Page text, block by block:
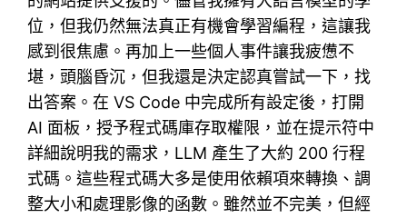
位，但我仍然無法真正有機會學習編程，這讓我
感到很焦慮。再加上一些個人事件讓我疲憊不
堪，頭腦昏沉，但我還是決定認真嘗試一下，找
出答案。在 VS Code 中完成所有設定後，打開
AI 面板，授予程式碼庫存取權限，並在提示符中
詳細說明我的需求，LLM 產生了大約 200 行程
式碼。這些程式碼大多是使用依賴項來轉換、調
整大小和處理影像的函數。雖然並不完美，但經